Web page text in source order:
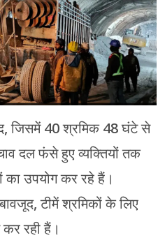
जिसमें 40 श्रमिक 48 घंटे से
दल फंसे हुए व्यक्तियों तक
उपयोग कर रहे हैं।
टीमें श्रमिकों के लिए
कर रही हैं।